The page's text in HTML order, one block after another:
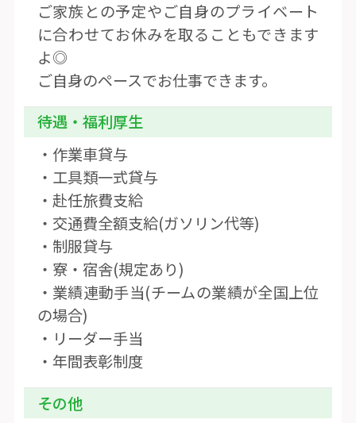
ご家族との予定やご自身のプライベート
に合わせてお休みを取ることもできます
よ◎
ご自身のペースでお仕事できます。
待遇・福利厚生
・作業車貸与
・工具類一式貸与
・赴任旅費支給
・交通費全額支給(ガソリン代等)
・制服貸与
・寮・宿舎(規定あり)
・業績連動手当(チームの業績が全国上位
の場合)
・リーダー手当
・年間表彰制度
その他